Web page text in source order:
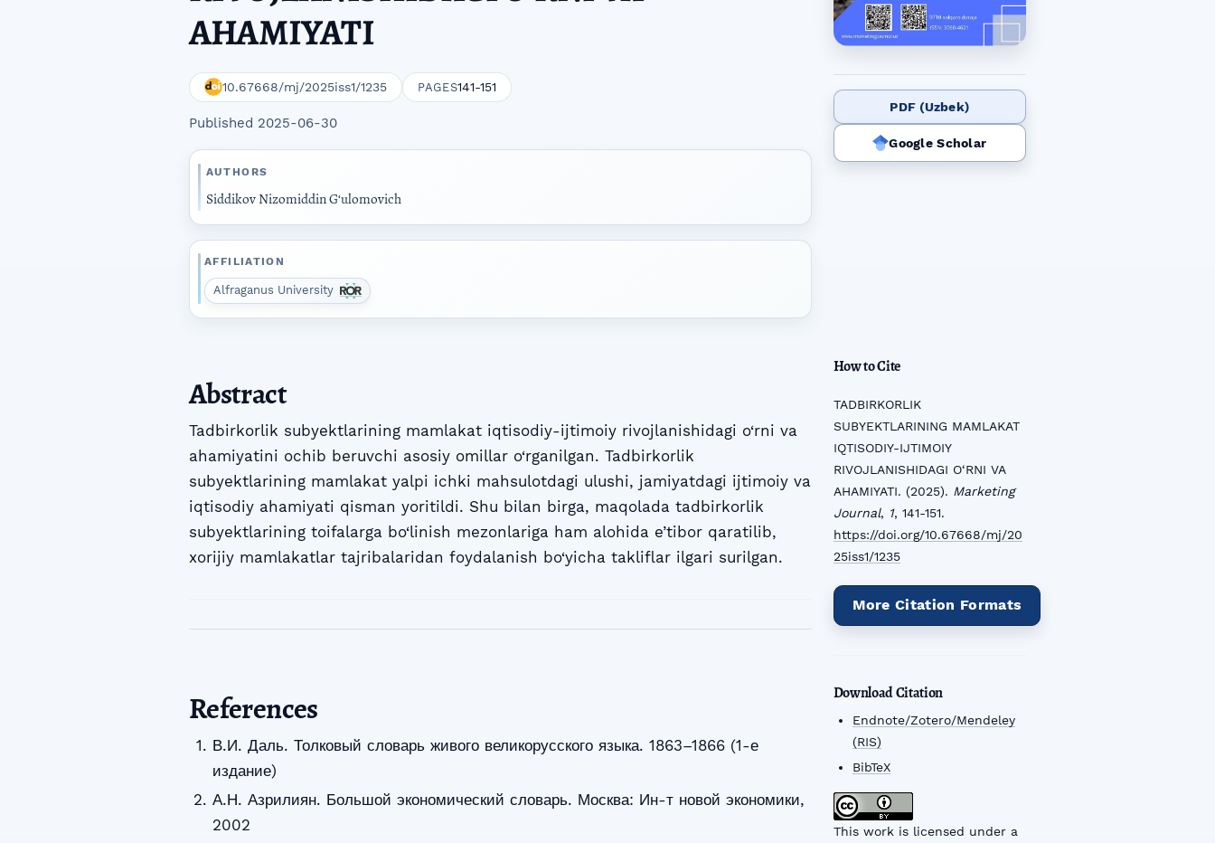
AHAMIYATI
10.67668/mj/2025iss1/1235 PAGES141-151
Published 2025-06-30
AUTHORS
Siddikov Nizomiddin G‘ulomovich
AFFILIATION
Alfraganus University
PDF (Uzbek)
Google Scholar
How to Cite
TADBIRKORLIK
SUBYEKTLARINING MAMLAKAT
IQTISODIY-IJTIMOIY
RIVOJLANISHIDAGI O‘RNI VA
AHAMIYATI. (2025). Marketing
Journal, 1, 141-151.
https://doi.org/10.67668/mj/20
25iss1/1235
More Citation Formats
Download Citation
Endnote/Zotero/Mendeley
(RIS)
BibTeX
This work is licensed under a
Abstract
Tadbirkorlik subyektlarining mamlakat iqtisodiy-ijtimoiy rivojlanishidagi o‘rni va
ahamiyatini ochib beruvchi asosiy omillar o‘rganilgan. Tadbirkorlik
subyektlarining mamlakat yalpi ichki mahsulotdagi ulushi, jamiyatdagi ijtimoiy va
iqtisodiy ahamiyati qisman yoritildi. Shu bilan birga, maqolada tadbirkorlik
subyektlarining toifalarga bo‘linish mezonlariga ham alohida e’tibor qaratilib,
xorijiy mamlakatlar tajribalaridan foydalanish bo‘yicha takliflar ilgari surilgan.
References
В.И. Даль. Толковый словарь живого великорусского языка. 1863–1866 (1-е
издание)
А.Н. Азрилиян. Большой экономический словарь. Москва: Ин-т новой экономики,
2002